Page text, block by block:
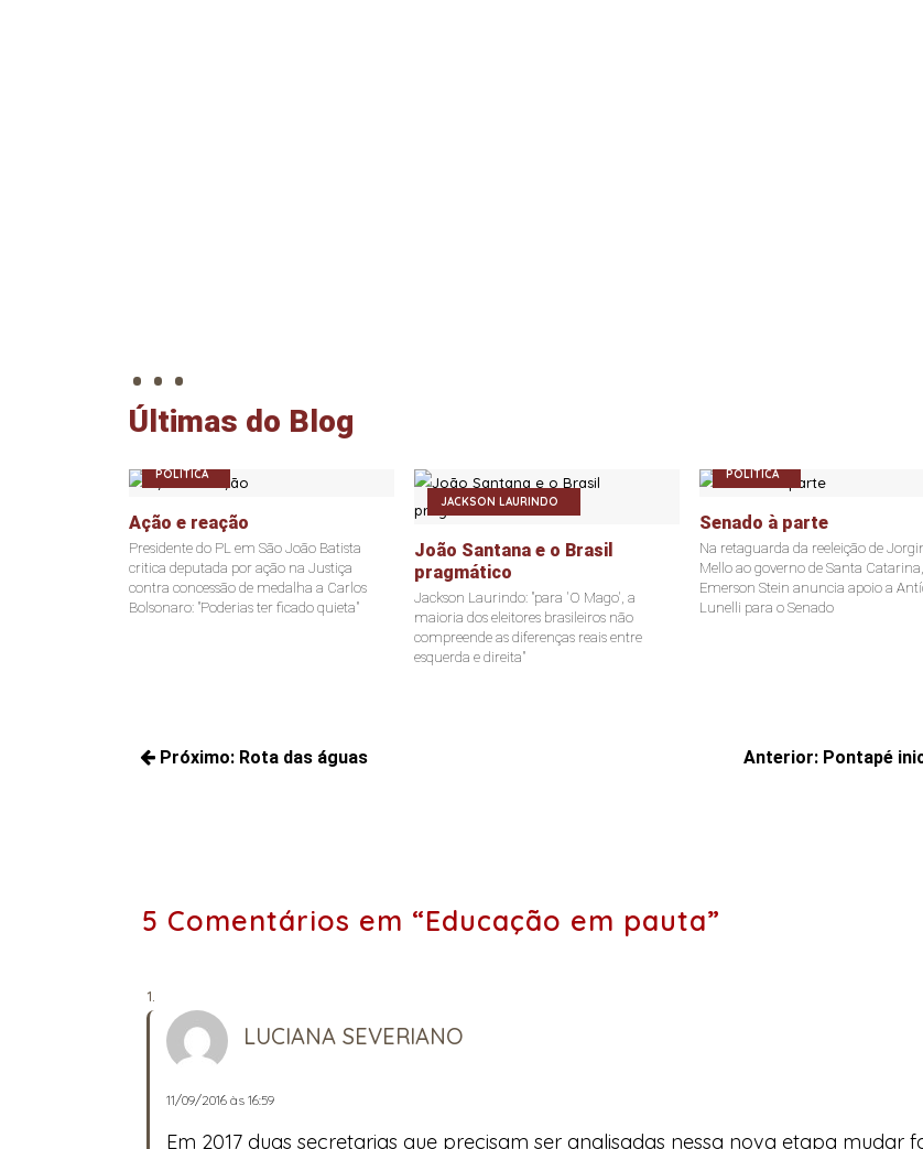
. . .
Últimas do Blog
POLÍTICA
Ação e reação
Presidente do PL em São João Batista
critica deputada por ação na Justiça
contra concessão de medalha a Carlos
Bolsonaro: "Poderias ter ficado quieta"
JACKSON LAURINDO
João Santana e o Brasil
pragmático
Jackson Laurindo: "para 'O Mago', a
maioria dos eleitores brasileiros não
compreende as diferenças reais entre
esquerda e direita"
POLÍTICA
Senado à parte
Na retaguarda da reeleição de
Mello ao governo de Santa Catarina,
Emerson Stein anuncia apoio a
Lunelli para o Senado
Navegação
Anterior: Pontapé
Próximo: Rota das águas
5 Comentários em “Educação em pauta”
LUCIANA SEVERIANO
11/09/2016 às 16:59
Em 2017 duas secretarias que precisam ser analisadas nessa nova etapa mudar